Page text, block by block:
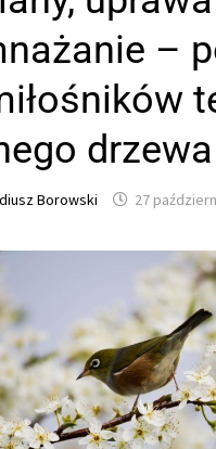
–
drzewa
Borowski 27